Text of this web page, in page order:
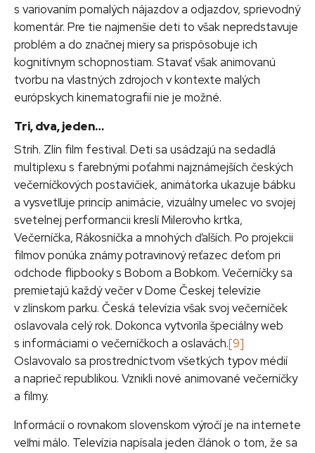
s variovaním pomalých nájazdov a odjazdov, sprievodný
komentár. Pre tie najmenšie deti to však nepredstavuje
problém a do značnej miery sa prispôsobuje ich
kognitívnym schopnostiam. Stavať však animovanú
tvorbu na vlastných zdrojoch v kontexte malých
európskych kinematografií nie je možné.
Tri, dva, jeden…
Strih. Zlín film festival. Deti sa usádzajú na sedadlá
multiplexu s farebnými poťahmi najznámejších českých
večerníčkových postavičiek, animátorka ukazuje bábku
a vysvetľuje princíp animácie, vizuálny umelec vo svojej
svetelnej performancii kreslí Milerovho krtka,
Večerníčka, Rákosníčka a mnohých ďalších. Po projekcii
filmov ponúka známy potravinový reťazec deťom pri
odchode flipbooky s Bobom a Bobkom. Večerníčky sa
premietajú každý večer v Dome Českej televízie
v zlínskom parku. Česká televízia však svoj večerníček
oslavovala celý rok. Dokonca vytvorila špeciálny web
s informáciami o večerníčkoch a oslavách.[9]
Oslavovalo sa prostredníctvom všetkých typov médií
a naprieč republikou. Vznikli nové animované večerníčky
a filmy.
Informácií o rovnakom slovenskom výročí je na internete
veľmi málo. Televízia napísala jeden článok o tom, že sa